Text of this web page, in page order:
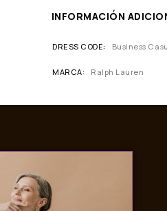
INFORMACIÓN
DRESS CODE Business
MARCA Ralph Lauren